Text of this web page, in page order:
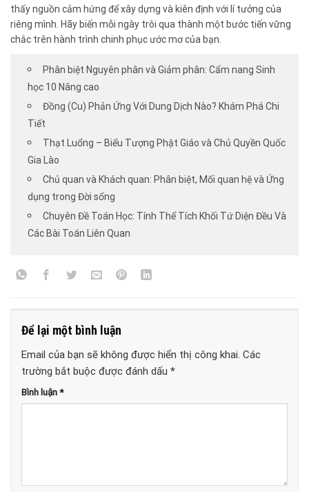
thấy nguồn cảm hứng để xây dựng và kiên định với lí tưởng của
riêng mình. Hãy biến mỗi ngày trôi qua thành một bước tiến vững
chắc trên hành trình chinh phục ước mơ của bạn.
Phân biệt Nguyên phân và Giảm phân: Cẩm nang Sinh
học 10 Nâng cao
Đồng (Cu) Phản Ứng Với Dung Dịch Nào? Khám Phá Chi
Tiết
Thạt Luổng – Biểu Tượng Phật Giáo và Chủ Quyền Quốc
Gia Lào
Chủ quan và Khách quan: Phân biệt, Mối quan hệ và Ứng
dụng trong Đời sống
Chuyên Đề Toán Học: Tính Thể Tích Khối Tứ Diện Đều Và
Các Bài Toán Liên Quan
Để lại một bình luận
Email của bạn sẽ không được hiển thị công khai. Các
trường bắt buộc được đánh dấu *
Bình luận*